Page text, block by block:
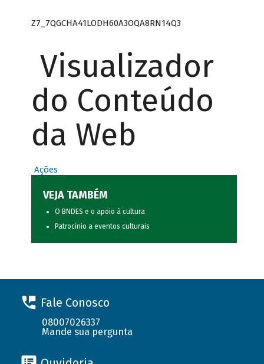
Z7_7QGCHA41LODH60A3OQA8RN14Q3
Visualizador
do Conteúdo
da Web
Ações
VEJA TAMBÉM
O BNDES e o apoio à cultura
Patrocínio a eventos culturais
Fale Conosco
08007026337
Mande sua pergunta